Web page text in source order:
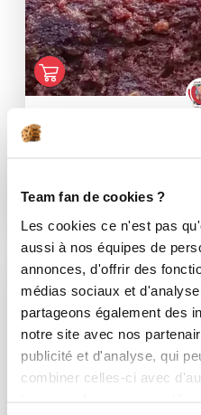
Team fan de cookies ?
Les cookies ce n'est pas
aussi à nos équipes de
annonces, d'offrir des
médias sociaux et
partageons également des
notre site avec nos
publicité et d'analyse, qui
combiner celles-ci avec
Fondant au
10min
I-COOK'IN